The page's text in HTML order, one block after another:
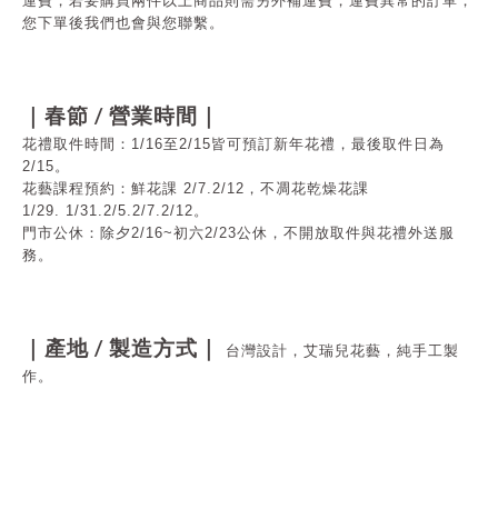
您下單後我們也會與您聯繫。
｜春節 / 營業時間｜
花禮取件時間：1/16至2/15皆可預訂新年花禮，最後取件日為
2/15。
花藝課程預約：鮮花課 2/7.2/12，不凋花乾燥花課
1/29. 1/31.2/5.2/7.2/12。
門市公休： 除夕2/16~初六2/23公休，不開放取件與花禮外送服
務。
｜產地 / 製造方式｜
台灣設計，艾瑞兒花藝，純手工製
作。